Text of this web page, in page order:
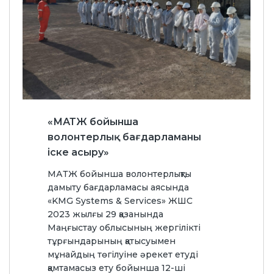
«МАТЖ бойынша
волонтерлық бағдарламаны
іске асыру»
МАТЖ бойынша волонтерлықты
дамыту бағдарламасы аясында
«KMG Systems & Services» ЖШС
2023 жылғы 29 қазанында
Маңғыстау облысының жергілікті
тұрғындарының қатысуымен
мұнайдың төгілуіне әрекет етуді
қамтамасыз ету бойынша 12-ші